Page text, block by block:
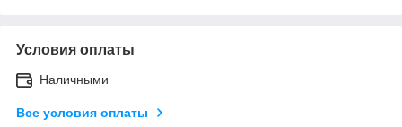
Условия оплаты
Наличными
Все условия оплаты